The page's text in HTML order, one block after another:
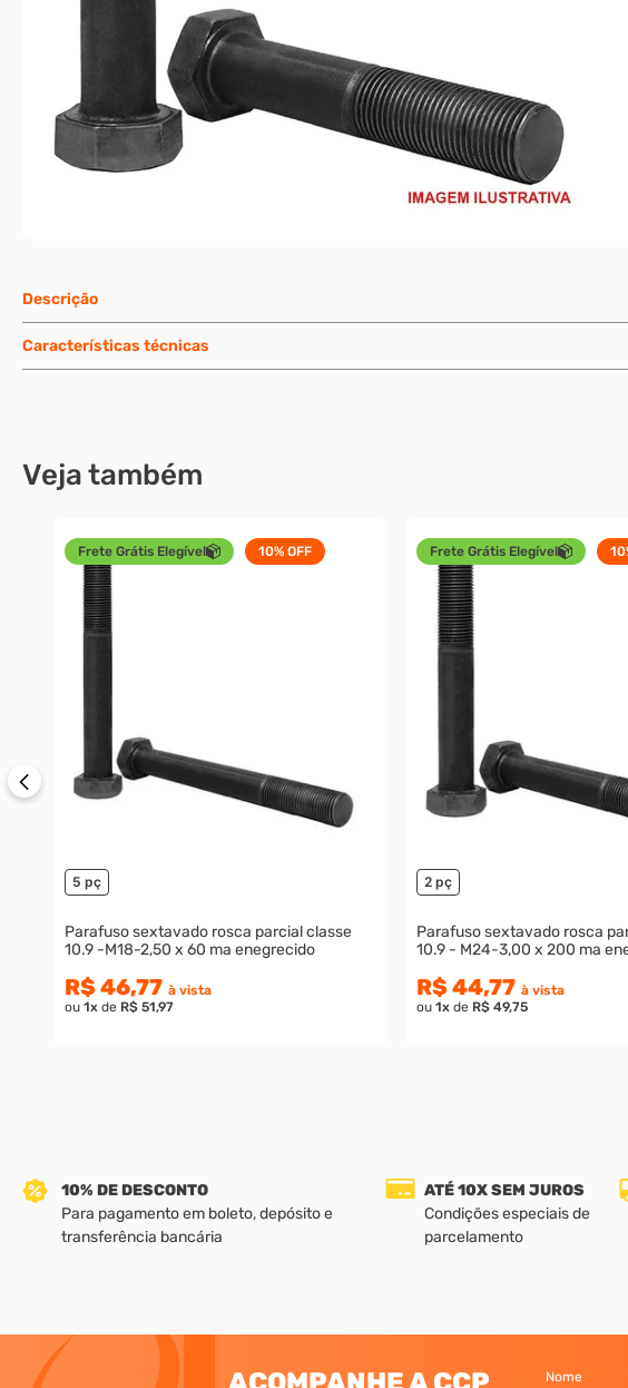
Descrição
Características técnicas
Veja também
Frete Grátis Elegível 10%OFF
5 pç
Parafuso sextavado rosca parcial classe
10.9 -M18-2,50 x 60 ma enegrecido
R$ 46,77 à vista
ou 1xde R$ 51,97
Frete Grátis Elegível
2 pç
Parafuso sextavado rosca
10.9 - M24-3,00 x 200 ma
R$ 44,77 à vista
ou 1xde R$ 49,75
10% DE DESCONTO
Para pagamento em boleto, depósito e
transferência bancária
ATÉ 10X SEM JUROS
Condições especiais de
parcelamento
Nome